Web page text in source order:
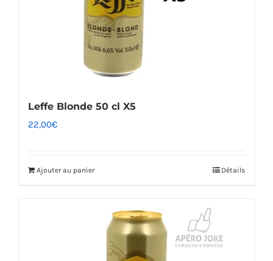
Leffe Blonde 50 cl X5
22,00€
Ajouter au panier Détails